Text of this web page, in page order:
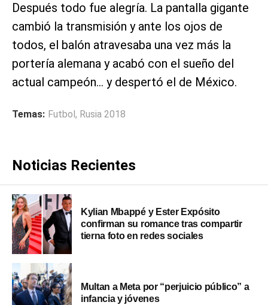
Después todo fue alegría. La pantalla gigante
cambió la transmisión y ante los ojos de
todos, el balón atravesaba una vez más la
portería alemana y acabó con el sueño del
actual campeón… y despertó el de México.
Temas: Futbol , Rusia 2018
Noticias Recientes
Kylian Mbappé y Ester Expósito
confirman su romance tras compartir
tierna foto en redes sociales
Multan a Meta por “perjuicio público” a
infancia y jóvenes